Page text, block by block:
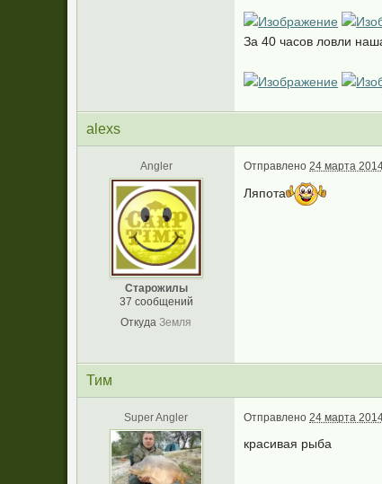
За 40 часов ловли
alexs
Angler
Старожилы
37 сообщений
Откуда Земля
Отправлено24 марта
Ляпота
Тим
Super Angler Отправлено24 марта
красивая рыба